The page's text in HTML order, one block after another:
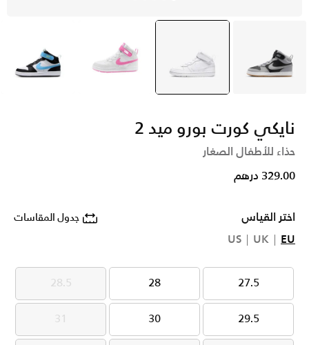
رمادي selected
أبيض أبيض أبيض
نايكي كورت بورو ميد 2
حذاء للأطفال الصغار
329.00 درهم
اختر القياس جدول المقاسات
EU
UK
US
27.5
27.5
28
28
28.5
28.5
29.5
29.5
30
30
31
31